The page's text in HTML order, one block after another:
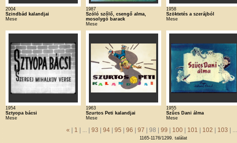
2004
Szindbád kalandjai
Mese
1987
Szóló szőlő, csengő alma,
mosolygó barack
Mese
1958
Szöktetés a szerájból
Mese
1954
Sztyopa bácsi
Mese
1963
Szurtos Peti kalandjai
Mese
1955
Szűcs Dani álma
Mese
« | 1 | ... | 93 | 94 | 95 | 96 | 97 | 98 | 99 | 100 | 101 | 102 | 103 |
1165-1176/1299. találat